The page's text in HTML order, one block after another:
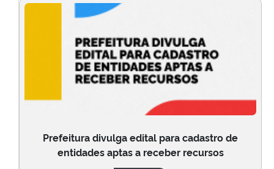
Prefeitura divulga edital para cadastro de
entidades aptas a receber recursos